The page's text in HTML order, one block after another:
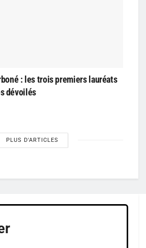
: les trois premiers lauréats
dévoilés
PLUS D'ARTICLES